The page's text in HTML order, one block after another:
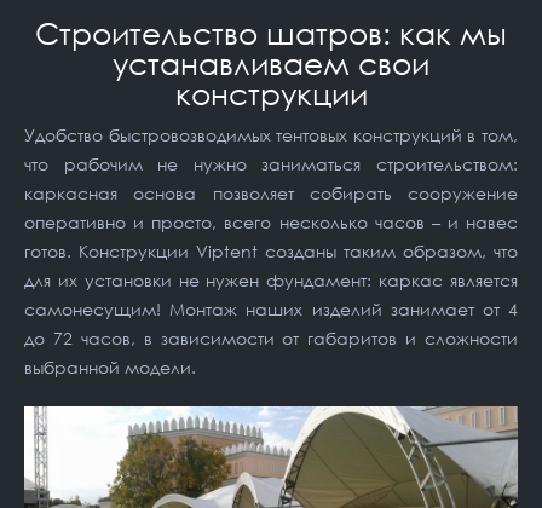
Строительство шатров: как мы
устанавливаем свои
конструкции
Удобство быстровозводимых тентовых конструкций в том,
что рабочим не нужно заниматься строительством:
каркасная основа позволяет собирать сооружение
оперативно и просто, всего несколько часов – и навес
готов. Конструкции Viptent созданы таким образом, что
для их установки не нужен фундамент: каркас является
самонесущим! Монтаж наших изделий занимает от 4
до 72 часов, в зависимости от габаритов и сложности
выбранной модели.